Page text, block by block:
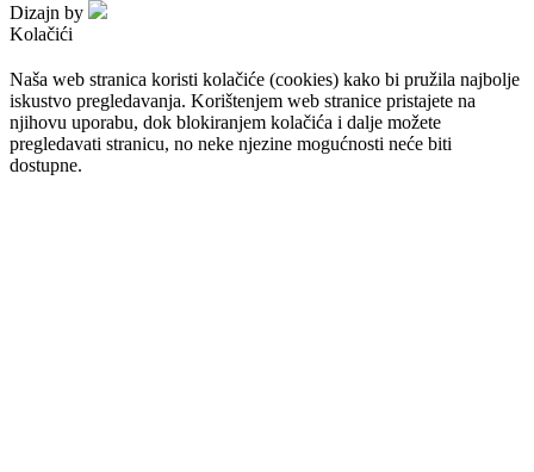
Dizajn by
Kolačići
Naša web stranica koristi kolačiće (cookies) kako bi pružila najbolje
iskustvo pregledavanja. Korištenjem web stranice pristajete na
njihovu uporabu, dok blokiranjem kolačića i dalje možete
pregledavati stranicu, no neke njezine mogućnosti neće biti
dostupne.